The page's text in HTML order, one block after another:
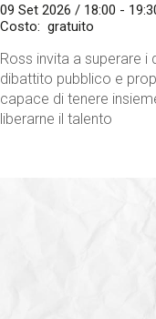
09 Set 2026 / 18:00 -
Costo
gratuito
Ross invita a superare
dibattito pubblico e
capace di tenere
liberarne il talento